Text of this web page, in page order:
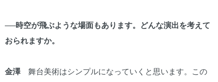
──時空が飛ぶような場面もあります。どんな演出を考えて
おられますか。
金澤 舞台美術はシンプルになっていくと思います。この